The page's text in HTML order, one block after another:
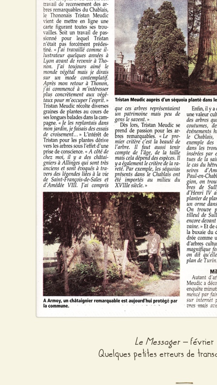
Le Messager – février
Quelques petites erreurs de